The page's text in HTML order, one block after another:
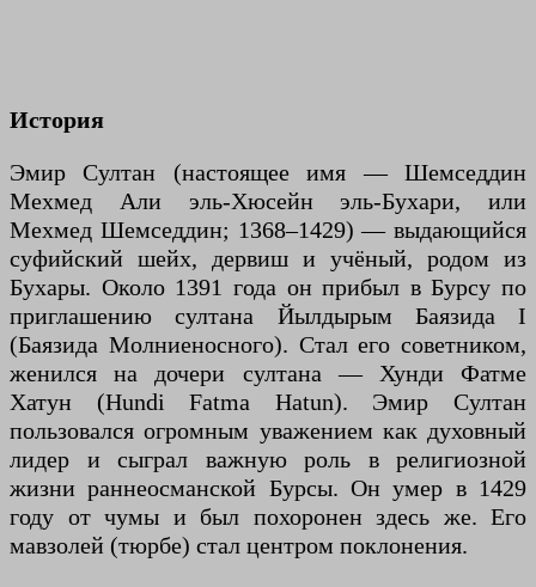
История
Эмир Султан (настоящее имя — Шемседдин
Мехмед Али эль-Хюсейн эль-Бухари, или
Мехмед Шемседдин; 1368–1429) — выдающийся
суфийский шейх, дервиш и учёный, родом из
Бухары. Около 1391 года он прибыл в Бурсу по
приглашению султана Йылдырым Баязида I
(Баязида Молниеносного). Стал его советником,
женился на дочери султана — Хунди Фатме
Хатун (Hundi Fatma Hatun). Эмир Султан
пользовался огромным уважением как духовный
лидер и сыграл важную роль в религиозной
жизни раннеосманской Бурсы. Он умер в 1429
году от чумы и был похоронен здесь же. Его
мавзолей (тюрбе) стал центром поклонения.